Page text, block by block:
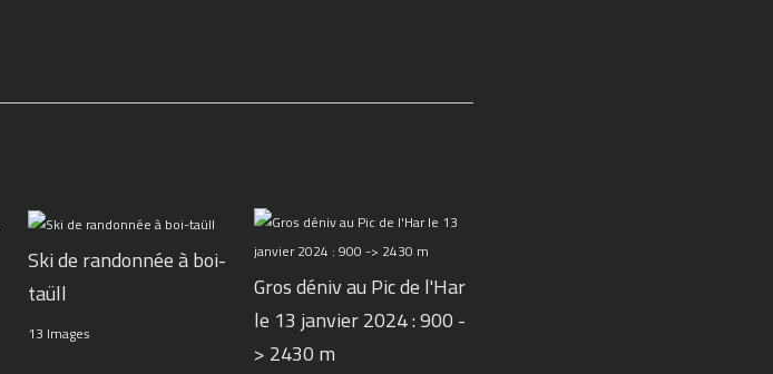
Ski de randonnée à boi-
taüll
13 Images
Gros déniv au Pic de l'Har
le 13 janvier 2024 : 900 -
> 2430 m